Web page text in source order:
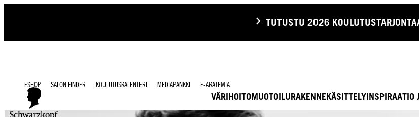
TUTUSTU 2026
VÄRIHOITOMUOTOILURAKENNEKÄSITTELYINSPIRAATIO
ESHOP SALON FINDER KOULUTUSKALENTERI MEDIAPANKKI E-AKATEMIA